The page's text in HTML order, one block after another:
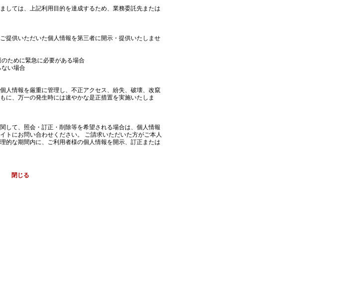
しては、上記利用目的を達成するため、業務委託先または
提供いただいた個人情報を第三者に開示・提供いたしませ
ために緊急に必要がある場合
ない場合
人情報を厳重に管理し、不正アクセス、紛失、破壊、改竄
に、万一の発生時には速やかな是正措置を実施いたしま
して、照会・訂正・削除等を希望される場合は、個人情報
トにお問い合わせください。 ご請求いただいた方がご本人
的な期間内に、ご利用者様の個人情報を開示、訂正または
閉じる